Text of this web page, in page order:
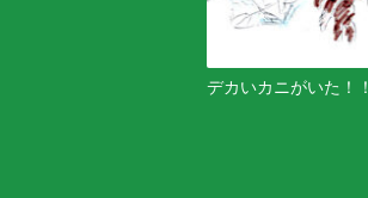
デカいカニがいた！！